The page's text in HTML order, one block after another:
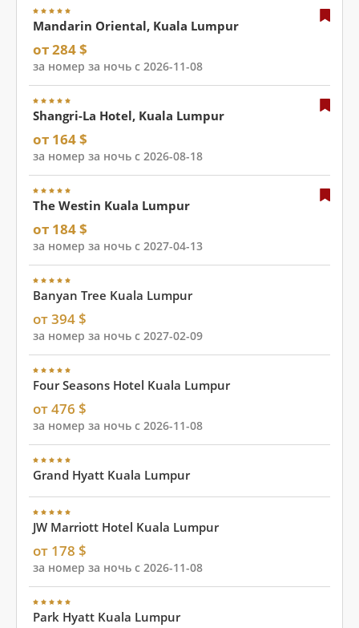
Mandarin Oriental, Kuala Lumpur
от 284 $
за номер за ночь с 2026-11-08
Shangri-La Hotel, Kuala Lumpur
от 164 $
за номер за ночь с 2026-08-18
The Westin Kuala Lumpur
от 184 $
за номер за ночь с 2027-04-13
Banyan Tree Kuala Lumpur
от 394 $
за номер за ночь с 2027-02-09
Four Seasons Hotel Kuala Lumpur
от 476 $
за номер за ночь с 2026-11-08
Grand Hyatt Kuala Lumpur
JW Marriott Hotel Kuala Lumpur
от 178 $
за номер за ночь с 2026-11-08
Park Hyatt Kuala Lumpur